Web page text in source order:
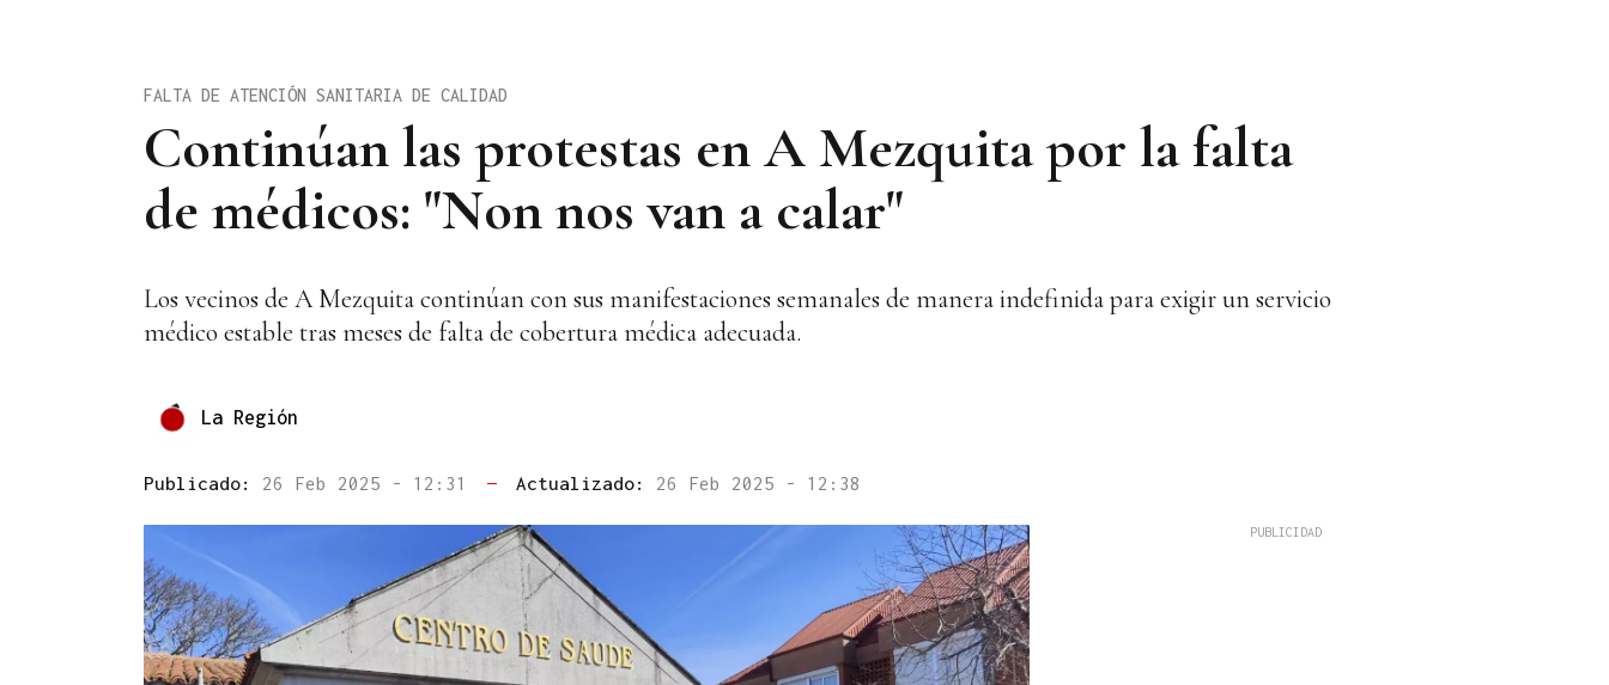
Continúan las protestas en A Mezquita por la falta
de médicos: "Non nos van a calar"
FALTA DE ATENCIÓN SANITARIA DE CALIDAD
Los vecinos de A Mezquita continúan con sus manifestaciones semanales de manera indefinida para exigir un servicio
médico estable tras meses de falta de cobertura médica adecuada.
La Región
Publicado: 26 Feb 2025 - 12:31 — Actualizado: 26 Feb 2025 - 12:38